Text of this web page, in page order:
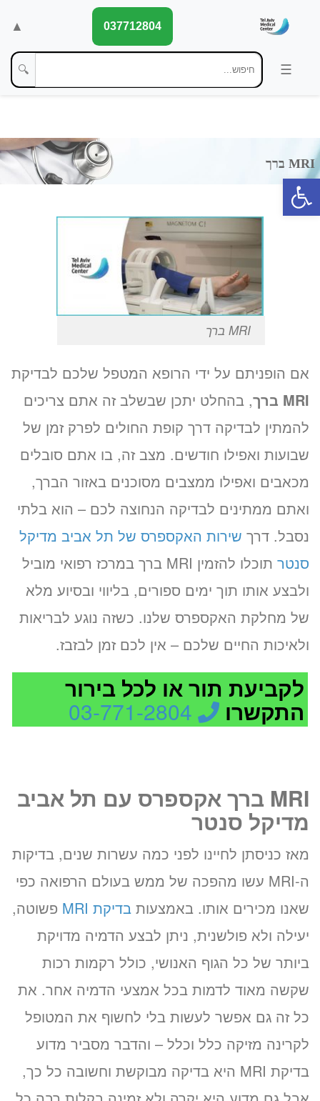
פתח סרגל נגישות
▲ 037712804
🔍
MRI ברך
אם הופניתם על ידי הרופא המטפל שלכם לבדיקת
MRI ברך
, בהחלט יתכן שבשלב זה אתם צריכים
להמתין לבדיקה דרך קופת החולים לפרק זמן של
שבועות ואפילו חודשים. מצב זה, בו אתם סובלים
מכאבים ואפילו ממצבים מסוכנים באזור הברך,
ואתם ממתינים לבדיקה הנחוצה לכם – הוא בלתי
נסבל. דרך שירות האקספרס של תל אביב מדיקל
סנטר
תוכלו להזמין MRI ברך במרכז רפואי מוביל
ולבצע אותו תוך ימים ספורים, בליווי ובסיוע מלא
של מחלקת האקספרס שלנו. כשזה נוגע לבריאות
ולאיכות החיים שלכם – אין לכם זמן לבזבז.
לקביעת תור או לכל בירור
התקשרו 03-771-2804
MRI ברך אקספרס עם תל אביב
מדיקל סנטר
מאז כניסתן לחיינו לפני כמה עשרות שנים, בדיקות
ה-MRI עשו מהפכה של ממש בעולם הרפואה כפי
שאנו מכירים אותו. באמצעות בדיקת MRI
פשוטה,
יעילה ולא פולשנית, ניתן לבצע הדמיה מדויקת
ביותר של כל הגוף האנושי, כולל רקמות רכות
שקשה מאוד לדמות בכל אמצעי הדמיה אחר. את
כל זה גם אפשר לעשות בלי לחשוף את המטופל
לקרינה מזיקה כלל וכלל – והדבר מסביר מדוע
בדיקת MRI היא בדיקה מבוקשת וחשובה כל כך,